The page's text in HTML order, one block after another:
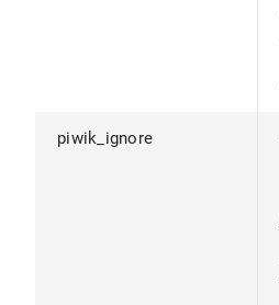
piwik_ignore